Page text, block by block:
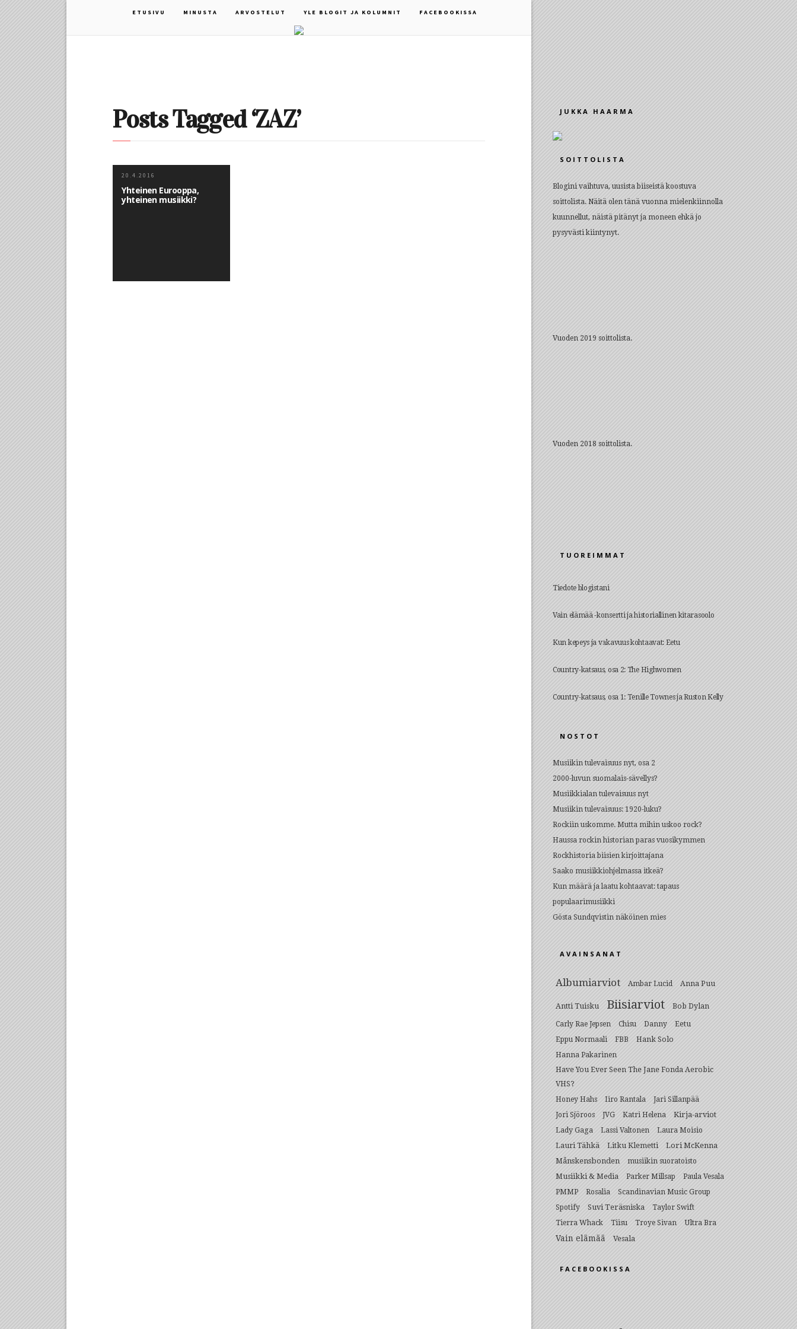
ETUSIVU MINUSTA ARVOSTELUT YLE BLOGIT JA KOLUMNIT FACEBOOKISSA
Posts Tagged ‘ZAZ’
20.4.2016
Yhteinen Eurooppa,
yhteinen musiikki?
JUKKA HAARMA
SOITTOLISTA
Blogini vaihtuva, uusista biiseistä koostuva
soittolista. Näitä olen tänä vuonna mielenkiinnolla
kuunnellut, näistä pitänyt ja moneen ehkä jo
pysyvästi kiintynyt.
Vuoden 2019 soittolista.
Vuoden 2018 soittolista.
TUOREIMMAT
Tiedote blogistani
Vain elämää -konsertti ja historiallinen kitarasoolo
Kun kepeys ja vakavuus kohtaavat: Eetu
Country-katsaus, osa 2: The Highwomen
Country-katsaus, osa 1: Tenille Townes ja Ruston Kelly
NOSTOT
Musiikin tulevaisuus nyt, osa 2
2000-luvun suomalais-sävellys?
Musiikkialan tulevaisuus nyt
Musiikin tulevaisuus: 1920-luku?
Rockiin uskomme. Mutta mihin uskoo rock?
Haussa rockin historian paras vuosikymmen
Rockhistoria biisien kirjoittajana
Saako musiikkiohjelmassa itkeä?
Kun määrä ja laatu kohtaavat: tapaus
populaarimusiikki
Gösta Sundqvistin näköinen mies
AVAINSANAT
Albumiarviot Ambar Lucid Anna Puu
Antti Tuisku Biisiarviot Bob Dylan
Carly Rae Jepsen Chisu Danny Eetu
Eppu Normaali FBB Hank Solo
Hanna Pakarinen
Have You Ever Seen The Jane Fonda Aerobic
VHS?
Honey Hahs Iiro Rantala
Jari Sillanpää
Jori Sjöroos
JVG Katri Helena
Kirja-arviot
Lady Gaga
Lassi Valtonen Laura Moisio
Lauri Tähkä Litku Klemetti
Lori McKenna
Månskensbonden
musiikin suoratoisto
Musiikki & Media Parker Millsap
Paula Vesala
PMMP
Rosalia
Scandinavian Music Group
Spotify
Suvi Teräsniska
Taylor Swift
Tierra Whack
Tiisu Troye Sivan Ultra Bra
Vain elämää Vesala
FACEBOOKISSA